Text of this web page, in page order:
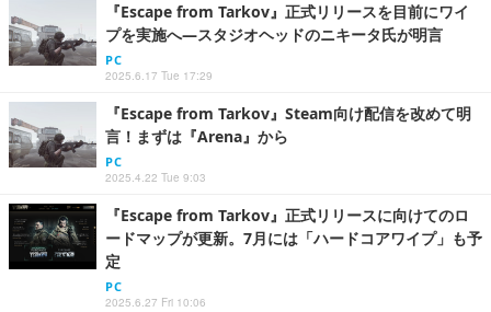
『Escape from Tarkov』正式リリースを目前にワイ
プを実施へ―スタジオヘッドのニキータ氏が明言
PC
2025.6.17 Tue 17:29
『Escape from Tarkov』Steam向け配信を改めて明
言！まずは『Arena』から
PC
2025.4.22 Tue 9:03
『Escape from Tarkov』正式リリースに向けてのロ
ードマップが更新。7月には「ハードコアワイプ」も予
定
PC
2025.6.27 Fri 10:06